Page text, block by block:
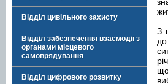
Відділ цивільного захисту
Відділ забезпечення взаємодії з
органами місцевого
самоврядування
Відділ цифрового розвитку
З